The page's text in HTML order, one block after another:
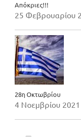
Απόκριες!!!
25 Φεβρουαρίου
28η Οκτωβρίου
4 Νοεμβρίου 2021